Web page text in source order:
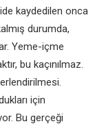
kaydedilen onca
durumda,
Yeme-içme
bu kaçınılmaz.
için
Bu gerçeği